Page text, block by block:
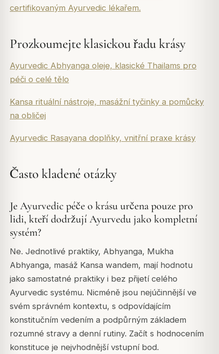
certifikovaným Ayurvedic lékařem.
Prozkoumejte klasickou řadu krásy
Ayurvedic Abhyanga oleje, klasické Thailams pro
péči o celé tělo
Kansa rituální nástroje, masážní tyčinky a pomůcky
na obličej
Ayurvedic Rasayana doplňky, vnitřní praxe krásy
Často kladené otázky
Je Ayurvedic péče o krásu určena pouze pro
lidi, kteří dodržují Ayurvedu jako kompletní
systém?
Ne. Jednotlivé praktiky, Abhyanga, Mukha
Abhyanga, masáž Kansa wandem, mají hodnotu
jako samostatné praktiky i bez přijetí celého
Ayurvedic systému. Nicméně jsou nejúčinnější ve
svém správném kontextu, s odpovídajícím
konstitučním vedením a podpůrným základem
rozumné stravy a denní rutiny. Začít s hodnocením
konstituce je nejvhodnější vstupní bod.